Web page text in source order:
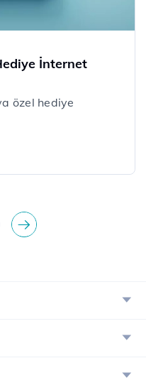
İnternet
özel hediye
>